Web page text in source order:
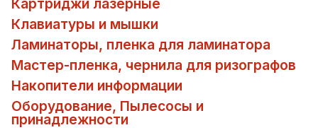
Клавиатуры и мышки
Ламинаторы, пленка для ламинатора
Мастер-пленка, чернила для ризографов
Накопители информации
Оборудование, Пылесосы и
принадлежности